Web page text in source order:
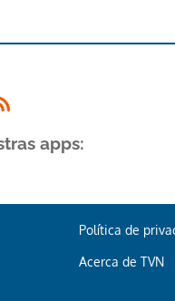
suscribirte a nuestro
apps:
Política de
Acerca de TVN